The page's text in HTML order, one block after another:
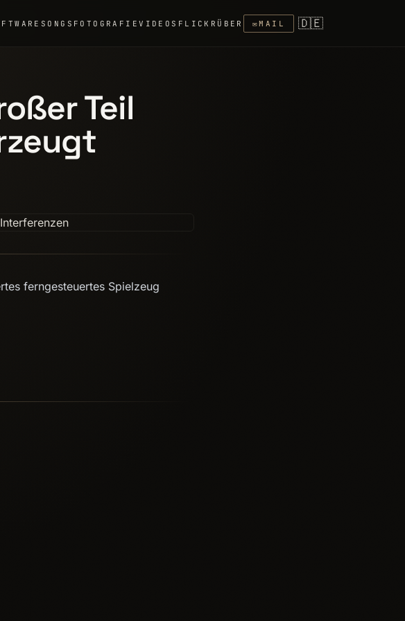
SONGS FOTOGRAFIEVIDEOS FLICKR ÜBER ✉MAIL 🇩🇪
Teil
ferngesteuertes Spielzeug